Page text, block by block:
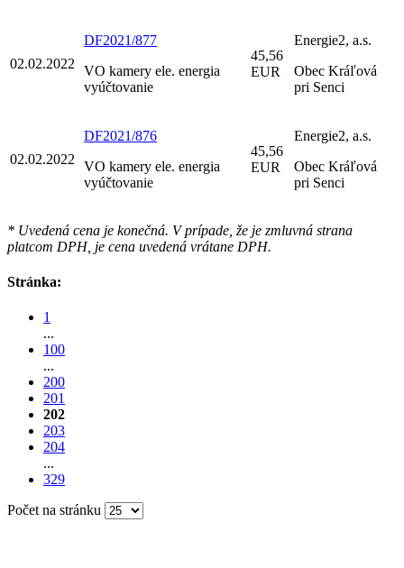
02.02.2022
DF2021/877
VO kamery ele. energia
vyúčtovanie
45,56
EUR
Energie2, a.s.
Obec Kráľová
pri Senci
02.02.2022
DF2021/876
VO kamery ele. energia
vyúčtovanie
45,56
EUR
Energie2, a.s.
Obec Kráľová
pri Senci
* Uvedená cena je konečná. V prípade, že je zmluvná strana
platcom DPH, je cena uvedená vrátane DPH.
Stránka:
1
...
100
...
200
201
202
203
204
...
329
Počet na stránku